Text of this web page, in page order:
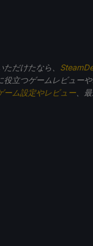
だけたなら、
立つゲームレビュー
ーム設定やレビュー 、